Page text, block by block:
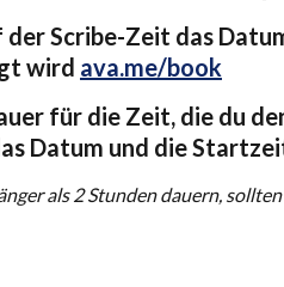
der Scribe-Zeit das
wird ava.me/book
für die Zeit, die du
Datum und die
als 2 Stunden dauern,